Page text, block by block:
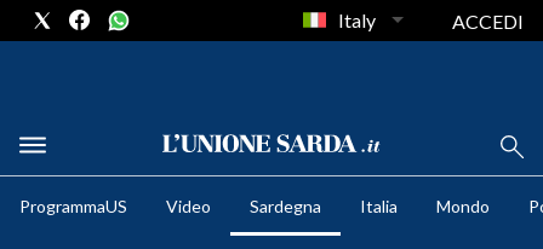
METEO
Italy ACCEDI
ProgrammaUS Video Sardegna Italia Mondo